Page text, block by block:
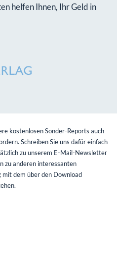
helfen Ihnen, Ihr Geld in
kostenlosen Sonder-Reports auch
Schreiben Sie uns dafür einfach
zu unserem E-Mail-Newsletter
zu anderen interessanten
mit dem über den Download